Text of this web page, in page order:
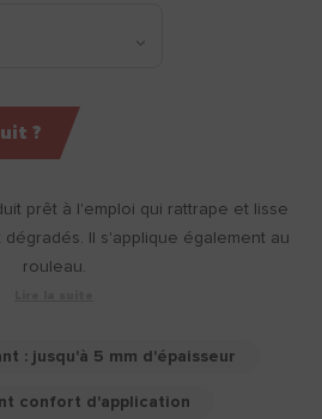
prêt à l'emploi qui rattrape et lisse
Il s'applique également au
rouleau.
: jusqu'à 5 mm d'épaisseur
confort d'application
?